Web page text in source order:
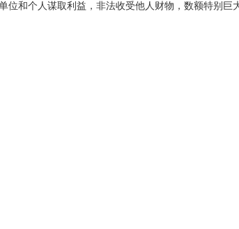
和个人谋取利益，非法收受他人财物，数额特别巨